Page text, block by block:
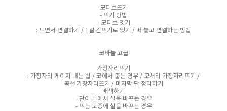
모티브뜨기
- 뜨기 방법
- 모티브 잇기
: 드면서 연결하기 / 1길 긴뜨기로 잇기 / 떠 놓고 연결하는 방법
코바늘 고급
가장자리뜨기
: 가장자리 게이지 내는 법 / 코에서 줍는 경우 / 모서리 가장자리뜨기 /
곡선 가장자리뜨기 / 마지막 단 정리하기
배색하기
- 단이 끝에서 실을 바꾸는 경우
- 뜨는 도중에 실을 바꾸는 경우